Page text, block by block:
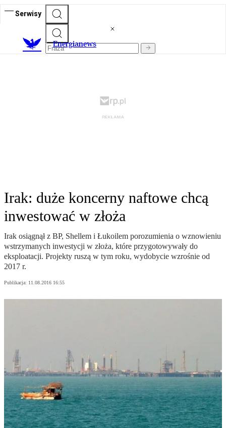
Serwisy
Energianews
Irak: duże koncerny naftowe chcą
inwestować w złoża
Irak osiągnął z BP, Shellem i Łukoilem porozumienia o wznowieniu
wstrzymanych inwestycji w złoża, które przygotowywały do
eksploatacji. Projekty ruszą w tym roku, wydobycie wzrośnie od
2017 r.
Publikacja: 11.08.2016 16:55